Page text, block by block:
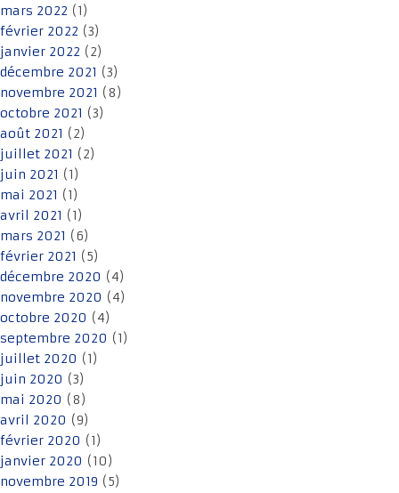
mars 2022 (1)
février 2022 (3)
janvier 2022 (2)
décembre 2021 (3)
novembre 2021 (8)
octobre 2021 (3)
août 2021 (2)
juillet 2021 (2)
juin 2021 (1)
mai 2021 (1)
avril 2021 (1)
mars 2021 (6)
février 2021 (5)
décembre 2020 (4)
novembre 2020 (4)
octobre 2020 (4)
septembre 2020 (1)
juillet 2020 (1)
juin 2020 (3)
mai 2020 (8)
avril 2020 (9)
février 2020 (1)
janvier 2020 (10)
novembre 2019 (5)